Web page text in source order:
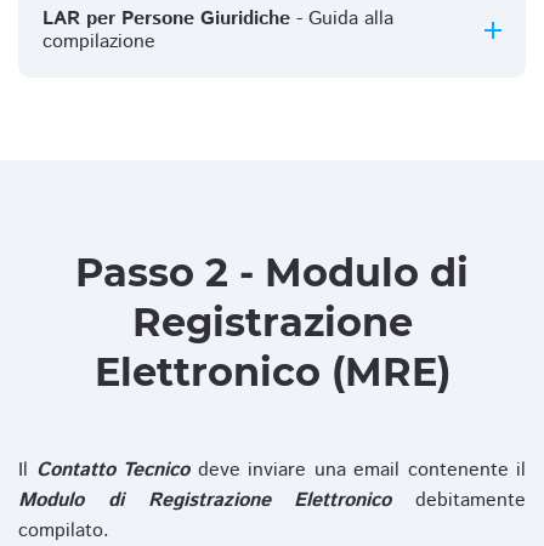
LAR per Persone Giuridiche - Guida alla
compilazione
Passo 2 - Modulo di
Registrazione
Elettronico (MRE)
Il Contatto Tecnicodeve inviare una email contenente il
Modulo di Registrazione Elettronicodebitamente
compilato.